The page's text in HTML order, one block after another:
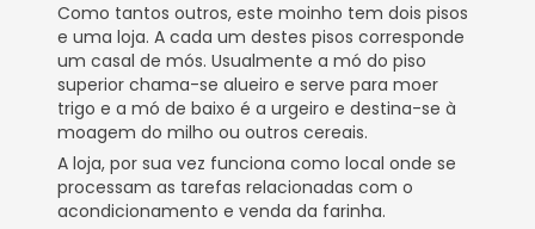
Como tantos outros, este moinho tem dois pisos
e uma loja. A cada um destes pisos corresponde
um casal de mós. Usualmente a mó do piso
superior chama-se alueiro e serve para moer
trigo e a mó de baixo é a urgeiro e destina-se à
moagem do milho ou outros cereais.
A loja, por sua vez funciona como local onde se
processam as tarefas relacionadas com o
acondicionamento e venda da farinha.